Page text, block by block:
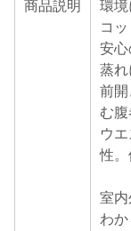
商品説明
環境
コ
安心
蒸れ
前
む腹
ウ
性。
室
わ